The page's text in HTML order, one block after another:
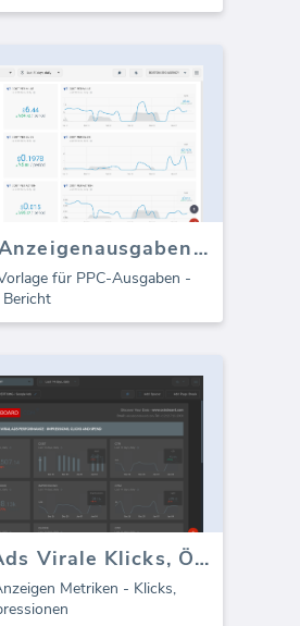
Facebook Anzeigenausgaben (Bericht)
für PPC-Ausgaben -
LinkedIn Ads Virale Klicks, Öffnungen, Impressionen
Metriken - Klicks,